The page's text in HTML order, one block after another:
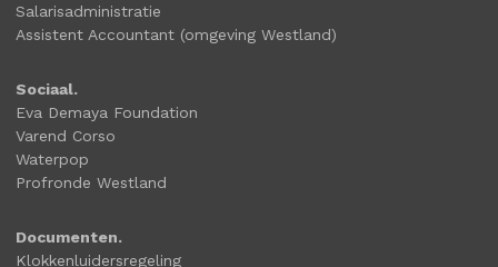
Salarisadministratie
Assistent Accountant (omgeving Westland)
Sociaal.
Eva Demaya Foundation
Varend Corso
Waterpop
Profronde Westland
Documenten.
Klokkenluidersregeling